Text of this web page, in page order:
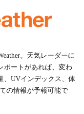
。天気レーダーに
ポートがあれば、変わ
、UVインデックス、体
の情報が予報可能で